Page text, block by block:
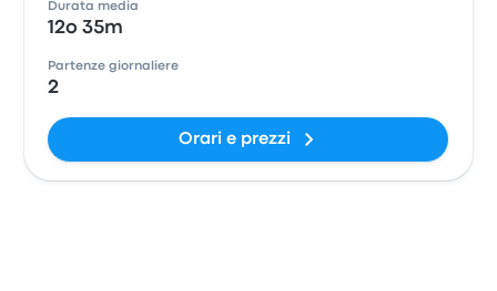
Durata media
12o 35m
Partenze giornaliere
2
Orari e prezzi